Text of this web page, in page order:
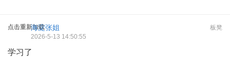
点击重新加载 板凳
海淀张姐
2026-5-13 14:50:55
学习了